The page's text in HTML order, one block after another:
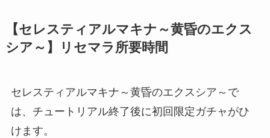
【セレスティアルマキナ～黄昏のエクス
シア～】リセマラ所要時間
セレスティアルマキナ～黄昏のエクスシア～で
は、チュートリアル終了後に初回限定ガチャがひ
けます。